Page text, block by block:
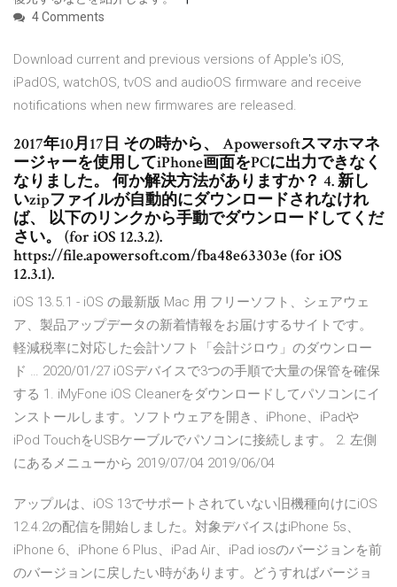
4 Comments
Download current and previous versions of Apple's iOS,
iPadOS, watchOS, tvOS and audioOS firmware and receive
notifications when new firmwares are released.
2017年10月17日 その時から、 Apowersoftスマホマネ
ージャーを使用してiPhone画面をPCに出力できなく
なりました。 何か解決方法がありますか？ 4. 新し
いzipファイルが自動的にダウンロードされなけれ
ば、 以下のリンクから手動でダウンロードしてくだ
さい。 (for iOS 12.3.2).
https://file.apowersoft.com/fba48e63303e (for iOS
12.3.1).
iOS 13.5.1 - iOS の最新版 Mac 用 フリーソフト、シェアウェ
ア、製品アップデータの新着情報をお届けするサイトです。
軽減税率に対応した会計ソフト「会計ジロウ」のダウンロー
ド … 2020/01/27 iOSデバイスで3つの手順で大量の保管を確保
する 1. iMyFone iOS Cleanerをダウンロードしてパソコンにイ
ンストールします。ソフトウェアを開き、iPhone、iPadや
iPod TouchをUSBケーブルでパソコンに接続します。 2. 左側
にあるメニューから 2019/07/04 2019/06/04
アップルは、iOS 13でサポートされていない旧機種向けにiOS
12.4.2の配信を開始しました。対象デバイスはiPhone 5s、
iPhone 6、iPhone 6 Plus、iPad Air、iPad iosのバージョンを前
のバージョンに戻したい時があります。どうすればバージョ